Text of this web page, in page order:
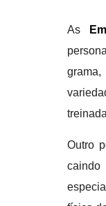
As
Outro
caindo